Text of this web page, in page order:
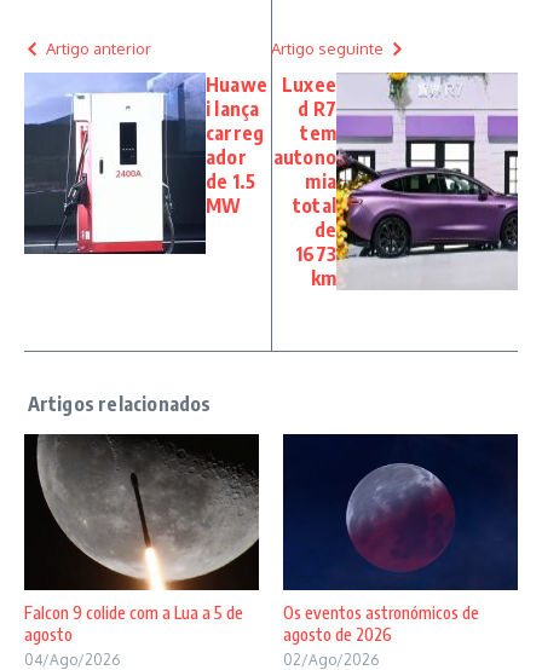
Artigo anterior
Huawe
i lança
carreg
ador
de 1.5
MW
Artigo seguinte
Luxee
d R7
tem
autono
mia
total
de
1673
km
Falcon 9 colide com a Lua a 5 de
agosto
04/Ago/2026
Os eventos astronómicos de
agosto de 2026
02/Ago/2026